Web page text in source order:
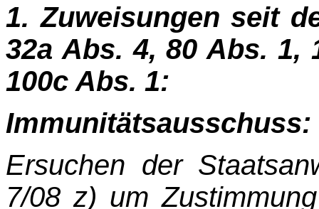
1. Zuweisungen seit
32a Abs. 4, 80 Abs. 1,
100c Abs. 1:
Immunitätsausschuss:
Ersuchen der
7/08 z) um